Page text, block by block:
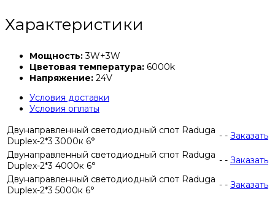
Характеристики
Мощность:3W+3W
Цветовая температура: 6000k
Напряжение: 24V
Условия доставки
Условия оплаты
Двунаправленный светодиодный спот Raduga
Duplex-2*3 3000к 6°
- - Заказать
Двунаправленный светодиодный спот Raduga
Duplex-2*3 4000к 6°
- - Заказать
Двунаправленный светодиодный спот Raduga
Duplex-2*3 5000к 6°
- - Заказать